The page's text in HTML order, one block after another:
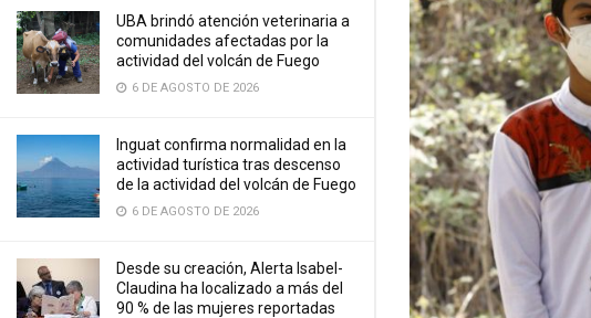
UBA brindó atención veterinaria a
comunidades afectadas por la
actividad del volcán de Fuego
6 DE AGOSTO DE 2026
Inguat confirma normalidad en la
actividad turística tras descenso
de la actividad del volcán de Fuego
6 DE AGOSTO DE 2026
Desde su creación, Alerta Isabel-
Claudina ha localizado a más del
90 % de las mujeres reportadas